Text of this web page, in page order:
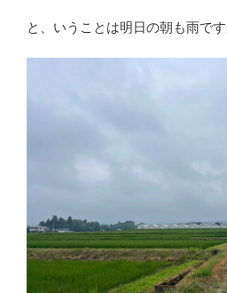
と、いうことは明日の朝も雨で